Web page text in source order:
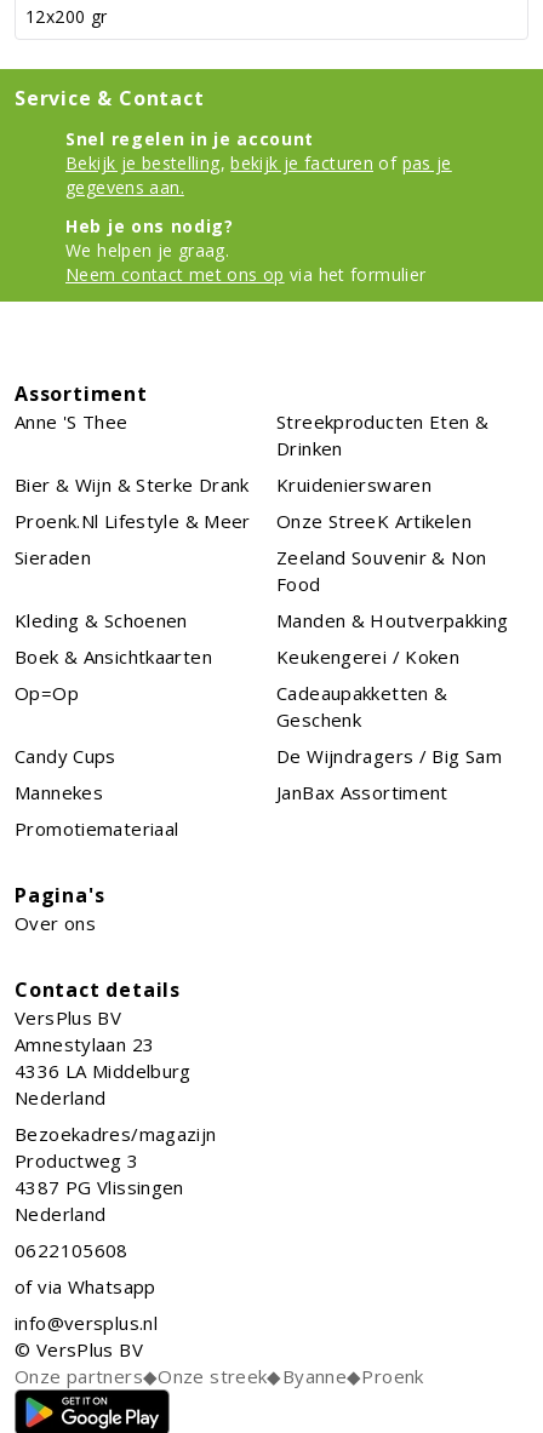
12x200 gr
Service & Contact
Snel regelen in je account
Bekijk je bestelling, bekijk je facturen of pas je
gegevens aan.
Heb je ons nodig?
We helpen je graag.
Neem contact met ons op via het formulier
Assortiment
Anne 's Thee
Streekproducten Eten &
Drinken
Bier & Wijn & Sterke Drank
Kruidenierswaren
Proenk.nl Lifestyle & Meer
Onze StreeK Artikelen
Sieraden
Zeeland Souvenir & Non
Food
Kleding & Schoenen
Manden & Houtverpakking
Boek & Ansichtkaarten
Keukengerei / Koken
Op=Op
Cadeaupakketten &
Geschenk
Candy Cups
De Wijndragers / Big Sam
Mannekes
JanBax Assortiment
Promotiemateriaal
Pagina's
Over ons
Contact details
VersPlus BV
Amnestylaan 23
4336 LA Middelburg
Nederland
Bezoekadres/magazijn
Productweg 3
4387 PG Vlissingen
Nederland
0622105608
of via Whatsapp
info@versplus.nl
© VersPlus BV
Onze partners◆Onze streek◆Byanne◆Proenk